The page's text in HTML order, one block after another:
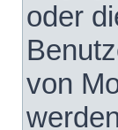
oder
von